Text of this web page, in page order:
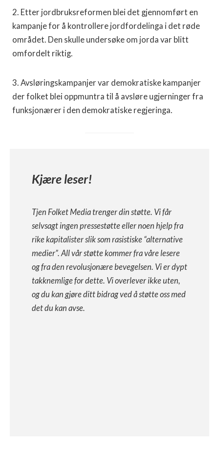
2. Etter jordbruksreformen blei det gjennomført en
kampanje for å kontrollere jordfordelinga i det røde
området. Den skulle undersøke om jorda var blitt
omfordelt riktig.
3. Avsløringskampanjer var demokratiske kampanjer
der folket blei oppmuntra til å avsløre ugjerninger fra
funksjonærer i den demokratiske regjeringa.
Kjære leser!
Tjen Folket Media trenger din støtte. Vi får
selvsagt ingen pressestøtte eller noen hjelp fra
rike kapitalister slik som rasistiske “alternative
medier”. All vår støtte kommer fra våre lesere
og fra den revolusjonære bevegelsen. Vi er dypt
takknemlige for dette. Vi overlever ikke uten,
og du kan gjøre ditt bidrag ved å støtte oss med
det du kan avse.